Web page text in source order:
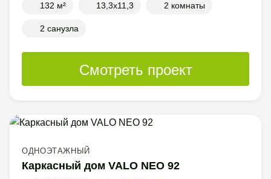
132 м² 13,3x11,3 2 комнаты
2 санузла
Смотреть проект
ОДНОЭТАЖНЫЙ
Каркасный дом VALO NEO 92